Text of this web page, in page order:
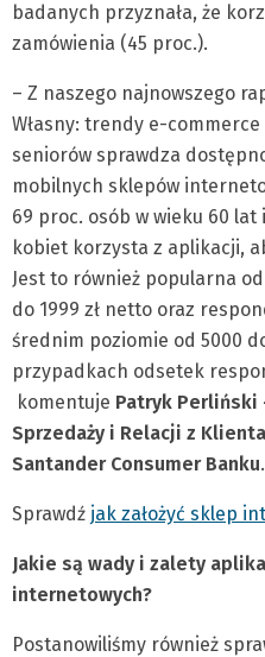
badanych przyznała, że
zamówienia (45 proc.).
– Z naszego najnowszego
Własny: trendy e-commerce
seniorów sprawdza
mobilnych sklepów
69 proc. osób w wieku 60 lat
kobiet korzysta z aplikacji,
Jest to również popularna
do 1999 zł netto oraz
średnim poziomie od 5000
przypadkach odsetek
komentuje Patryk Perliński
Sprzedaży i Relacji z
Santander Consumer Banku.
Sprawdź jak założyć sklep
Jakie są wady i zalety
internetowych?
Postanowiliśmy również